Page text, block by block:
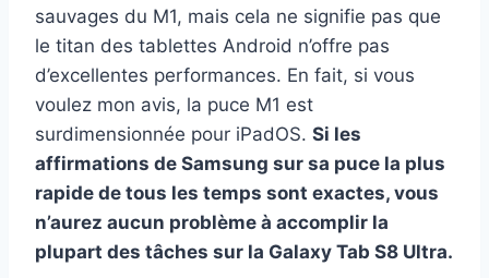
sauvages du M1, mais cela ne signifie pas que
le titan des tablettes Android n’offre pas
d’excellentes performances. En fait, si vous
voulez mon avis, la puce M1 est
surdimensionnée pour iPadOS. Si les
affirmations de Samsung sur sa puce la plus
rapide de tous les temps sont exactes, vous
n’aurez aucun problème à accomplir la
plupart des tâches sur la Galaxy Tab S8 Ultra.